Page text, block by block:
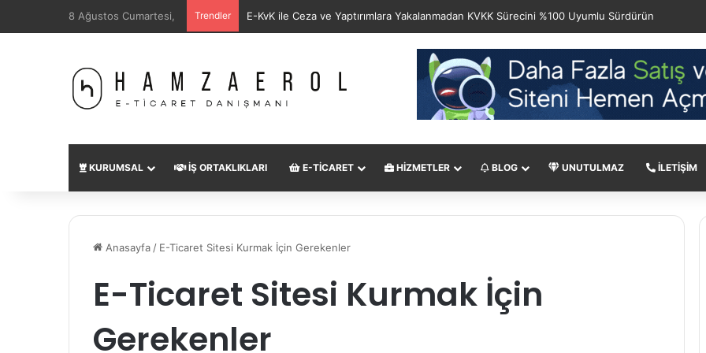
8 Ağustos Cumartesi, Trendler E-KvK ile Ceza ve Yaptırımlara Yakalanmadan KVKK Sürecini %100 Uyumlu Sürdürün
KURUMSAL İŞ ORTAKLIKLARI E-TICARET HIZMETLER BLOG UNUTULMAZ İLETIŞIM
Anasayfa / E-Ticaret Sitesi Kurmak İçin Gerekenler
E-Ticaret Sitesi Kurmak İçin
Gerekenler